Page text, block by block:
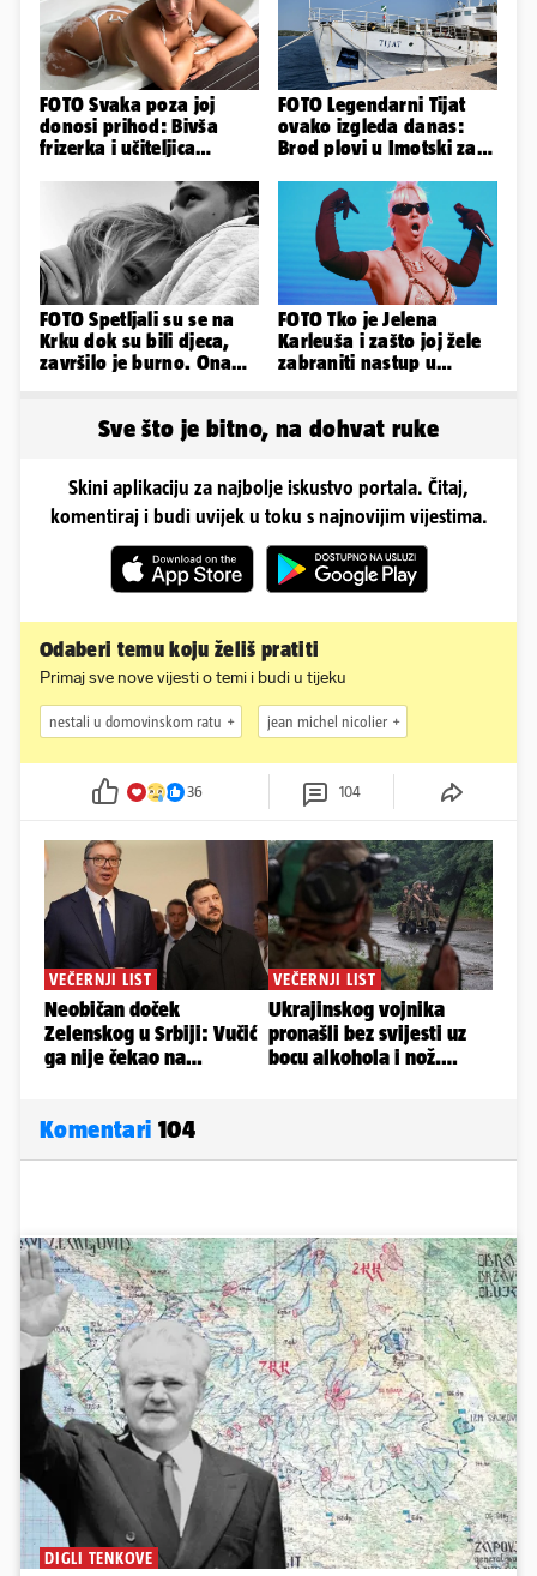
FOTO Svaka poza joj
donosi prihod: Bivša
frizerka i učiteljica
FOTO Legendarni Tijat
ovako izgleda danas:
Brod plovi u Imotski za
FOTO Spetljali su se na
Krku dok su bili djeca,
završilo je burno. Ona
FOTO Tko je Jelena
Karleuša i zašto joj žele
zabraniti nastup u
Sve što je bitno, na dohvat ruke
Skini aplikaciju za najbolje iskustvo portala. Čitaj,
komentiraj i budi uvijek u toku s najnovijim vijestima.
Odaberi temu koju želiš pratiti
Primaj sve nove vijesti o temi i budi u tijeku
nestali u domovinskom ratu jean michel nicolier
36 104
Komentari 104
DIGLI TENKOVE